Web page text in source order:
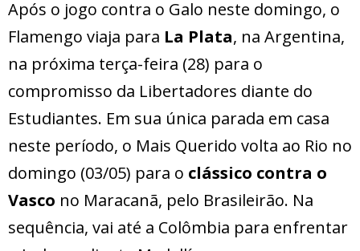
Após o jogo contra o Galo neste domingo, o
Flamengo viaja para La Plata, na Argentina,
na próxima terça-feira (28) para o
compromisso da Libertadores diante do
Estudiantes. Em sua única parada em casa
neste período, o Mais Querido volta ao Rio no
domingo (03/05) para o clássico contra o
Vasco no Maracanã, pelo Brasileirão. Na
sequência, vai até a Colômbia para enfrentar